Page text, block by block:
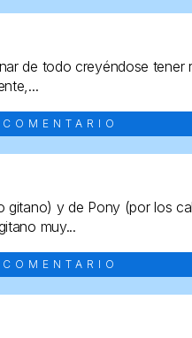
de todo creyéndose tener
gitano) y de Pony (por los
muy...